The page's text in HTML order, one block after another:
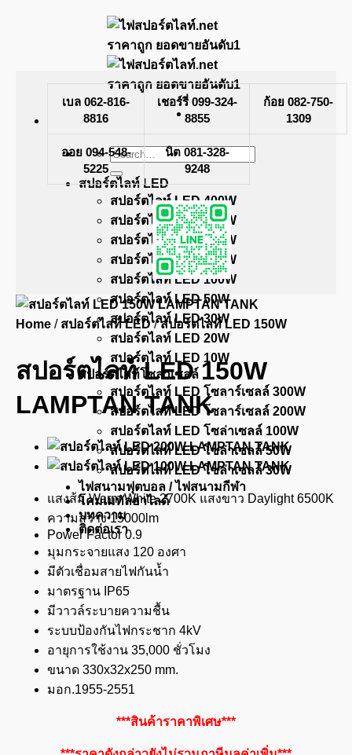
Search
for:
สปอร์ตไลท์ LED
สปอร์ตไลท์ LED 400W
สปอร์ตไลท์ LED 300W
สปอร์ตไลท์ LED 200W
สปอร์ตไลท์ LED 150W
สปอร์ตไลท์ LED 100W
สปอร์ตไลท์ LED 50W
สปอร์ตไลท์ LED 30W
สปอร์ตไลท์ LED 20W
สปอร์ตไลท์ LED 10W
สปอร์ตไลท์โซล่าเซลล์
สปอร์ตไลท์ LED โซลาร์เซลล์ 300W
สปอร์ตไลท์ LED โซลาร์เซลล์ 200W
สปอร์ตไลท์ LED โซล่าเซลล์ 100W
สปอร์ตไลท์ LED โซล่าเซลล์ 50W
สปอร์ตไลท์ LED โซล่าเซลล์ 30W
ไฟสนามฟุตบอล / ไฟสนามกีฬา
โคมเมทัลฮาไลด์
บทความ
ติดต่อเรา
เบล 062-816-
8816
เชอร์รี่ 099-324-
8855
ก้อย 082-750-
1309
ออย 094-548-
5225
นิต 081-328-
9248
Home / สปอร์ตไลท์ LED / สปอร์ตไลท์ LED 150W
สปอร์ตไลท์ LED 150W
LAMPTAN TANK
แสงส้ม Warm White 2700K แสงขาว Daylight 6500K
ความสว่าง 15000lm
Power Factor 0.9
มุมกระจายแสง 120 องศา
มีตัวเชื่อมสายไฟกันน้ำ
มาตรฐาน IP65
มีวาวล์ระบายความชื้น
ระบบป้องกันไฟกระชาก 4kV
อายุการใช้งาน 35,000 ชั่วโมง
ขนาด 330x32x250 mm.
มอก.1955-2551
***สินค้าราคาพิเศษ***